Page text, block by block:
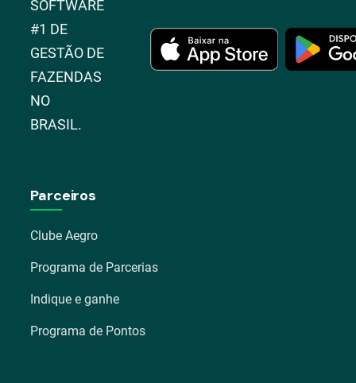
SOFTWARE
#1 DE
GESTÃO DE
FAZENDAS
NO
BRASIL.
Parceiros
Clube Aegro
Programa de Parcerias
Indique e ganhe
Programa de Pontos